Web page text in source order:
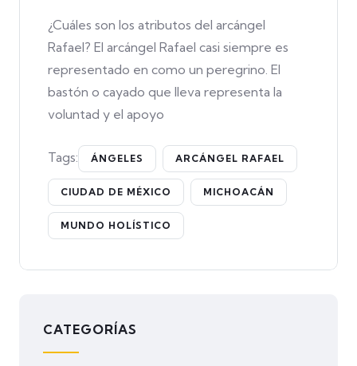
¿Cuáles son los atributos del arcángel
Rafael? El arcángel Rafael casi siempre es
representado en como un peregrino. El
bastón o cayado que lleva representa la
voluntad y el apoyo
Tags: ÁNGELES ARCÁNGEL RAFAEL
CIUDAD DE MÉXICO MICHOACÁN
MUNDO HOLÍSTICO
CATEGORÍAS